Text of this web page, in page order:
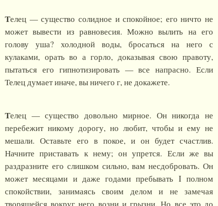
Телец — существо солидное и спокойное; его ничто не
может вывести из равновесия. Можно вылить на его
голову уша? холодной воды, бросаться на него с
кулаками, орать во а горло, доказывая свою правоту,
пытаться его гипнотизировать — все напрасно. Если
Телец думает иначе, вы ничего г, не докажете.
Телец — существо довольно мирное. Он никогда не
перебежит никому дорогу, но любит, чтобы и ему не
мешали. Оставьте его в покое, и он будет счастлив.
Начните приставать к нему; он упрется. Если же вы
раздразните его слишком сильно, вам несдобровать. Он
может месяцами и даже годами пребывать I полном
спокойствии, занимаясь своим делом и не замечая